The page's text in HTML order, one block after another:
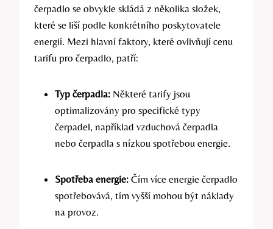
čerpadlo se obvykle skládá z několika složek,
které se liší podle konkrétního poskytovatele
energií. Mezi hlavní faktory, které ovlivňují cenu
tarifu pro čerpadlo, patří:
Typ čerpadla: Některé tarify jsou
optimalizovány pro specifické typy
čerpadel, například vzduchová čerpadla
nebo čerpadla s nízkou spotřebou energie.
Spotřeba energie: Čím více energie čerpadlo
spotřebovává, tím vyšší mohou být náklady
na provoz.